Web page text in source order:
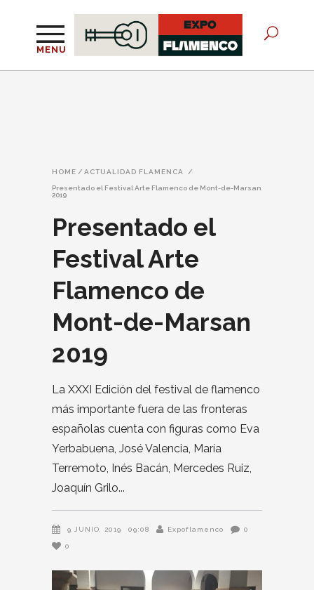
MENU
HOME / ACTUALIDAD FLAMENCA /
Presentado el Festival Arte Flamenco de Mont-de-Marsan
2019
Presentado el
Festival Arte
Flamenco de
Mont-de-Marsan
2019
La XXXI Edición del festival de flamenco
más importante fuera de las fronteras
españolas cuenta con figuras como Eva
Yerbabuena, José Valencia, María
Terremoto, Inés Bacán, Mercedes Ruiz,
Joaquín Grilo
9 JUNIO, 2019 09:08 Expoflamenco 0
0